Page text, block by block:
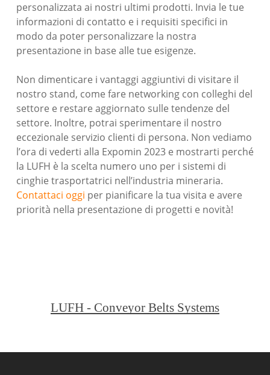
personalizzata ai nostri ultimi prodotti. Invia le tue
informazioni di contatto e i requisiti specifici in
modo da poter personalizzare la nostra
presentazione in base alle tue esigenze.
Non dimenticare i vantaggi aggiuntivi di visitare il
nostro stand, come fare networking con colleghi del
settore e restare aggiornato sulle tendenze del
settore. Inoltre, potrai sperimentare il nostro
eccezionale servizio clienti di persona. Non vediamo
l’ora di vederti alla Expomin 2023 e mostrarti perché
la LUFH è la scelta numero uno per i sistemi di
cinghie trasportatrici nell’industria mineraria.
Contattaci oggi per pianificare la tua visita e avere
priorità nella presentazione di progetti e novità!
LUFH - Conveyor Belts Systems